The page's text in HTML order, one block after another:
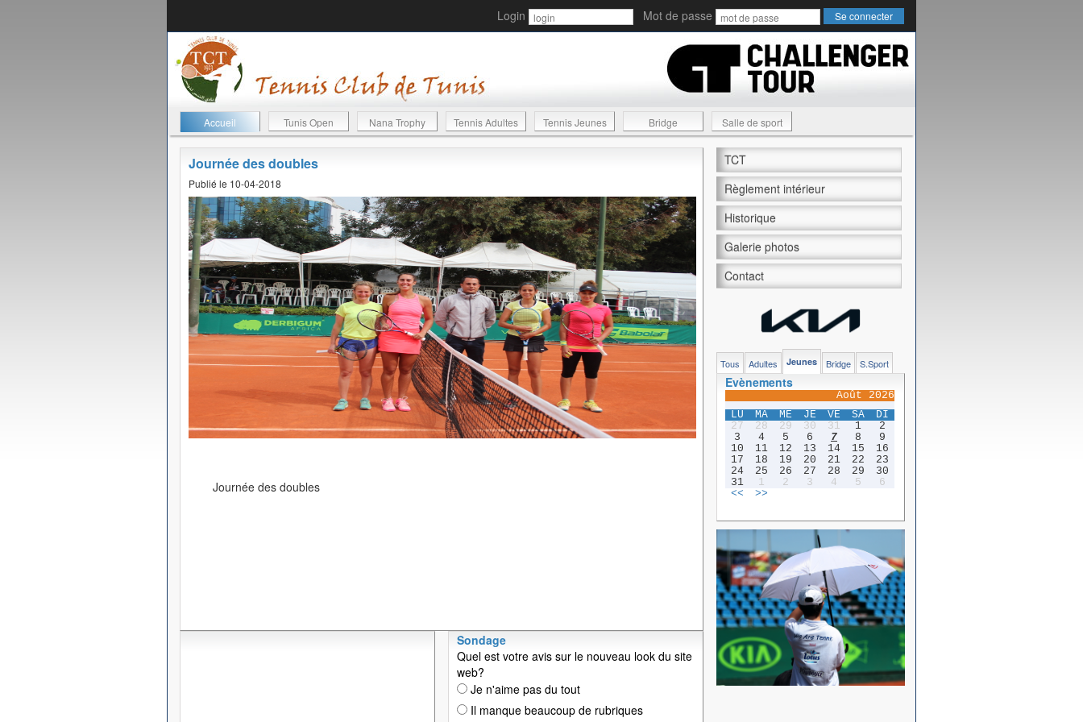
Login Mot de passe
Accueil Tunis Open Nana Trophy Tennis Adultes Tennis Jeunes Bridge Salle de sport
Journée des doubles
Publié le 10-04-2018
Journée des doubles
Sondage
Quel est votre avis sur le nouveau look du site
web?
Je n'aime pas du tout
Il manque beaucoup de rubriques
TCT
Règlement intérieur
Historique
Galerie photos
Contact
Tous Adultes Jeunes Bridge S.Sport
Evènements
Août 2026
LU
MA ME JE VE SA
DI
27
28 29 30 31 1
2
3
4 5 6 7 8
9
10
11 12 13 14 15
16
17
18 19 20 21 22
23
24
25 26 27 28 29
30
31
1 2 3 4 5
6
<<
>>